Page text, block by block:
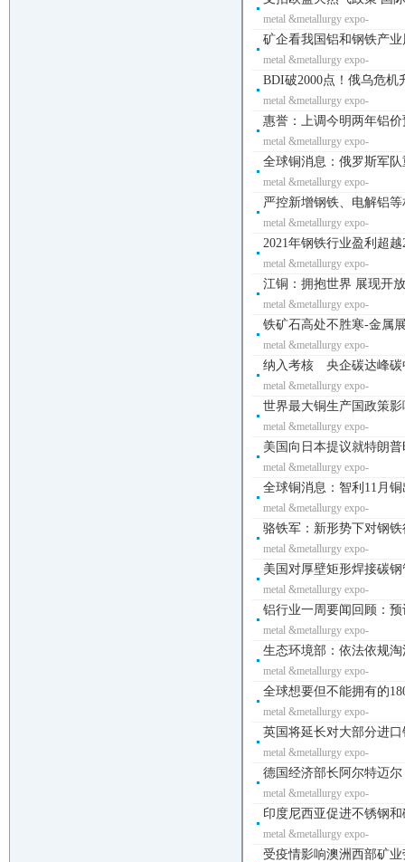
metal &metallurgy expo-
矿企看我国铝和钢铁产
metal &metallurgy expo-
BDI破2000点！俄乌危
metal &metallurgy expo-
惠誉：上调今明两年铝
metal &metallurgy expo-
全球铜消息：俄罗斯军
metal &metallurgy expo-
严控新增钢铁、电解铝
metal &metallurgy expo-
2021年钢铁行业盈利超
metal &metallurgy expo-
江铜：拥抱世界 展现开
metal &metallurgy expo-
铁矿石高处不胜寒-金属
metal &metallurgy expo-
纳入考核 央企碳达峰碳
metal &metallurgy expo-
世界最大铜生产国政策
metal &metallurgy expo-
美国向日本提议就特朗
metal &metallurgy expo-
全球铜消息：智利11月
metal &metallurgy expo-
骆铁军：新形势下对钢
metal &metallurgy expo-
美国对厚壁矩形焊接碳
metal &metallurgy expo-
铝行业一周要闻回顾：
metal &metallurgy expo-
生态环境部：依法依规
metal &metallurgy expo-
全球想要但不能拥有的
metal &metallurgy expo-
英国将延长对大部分进
metal &metallurgy expo-
德国经济部长阿尔特迈
metal &metallurgy expo-
印度尼西亚促进不锈钢
metal &metallurgy expo-
受疫情影响澳洲西部矿